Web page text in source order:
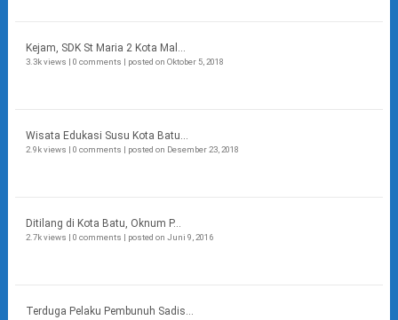
Kejam, SDK St Maria 2 Kota Mal...
3.3k views | 0 comments | posted on Oktober 5, 2018
Wisata Edukasi Susu Kota Batu...
2.9k views | 0 comments | posted on Desember 23, 2018
Ditilang di Kota Batu, Oknum P...
2.7k views | 0 comments | posted on Juni 9, 2016
Terduga Pelaku Pembunuh Sadis...